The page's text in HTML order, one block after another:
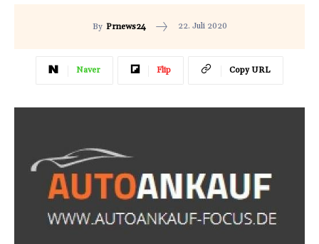
By Prnews24 22. Juli 2020
Naver Flip Copy URL